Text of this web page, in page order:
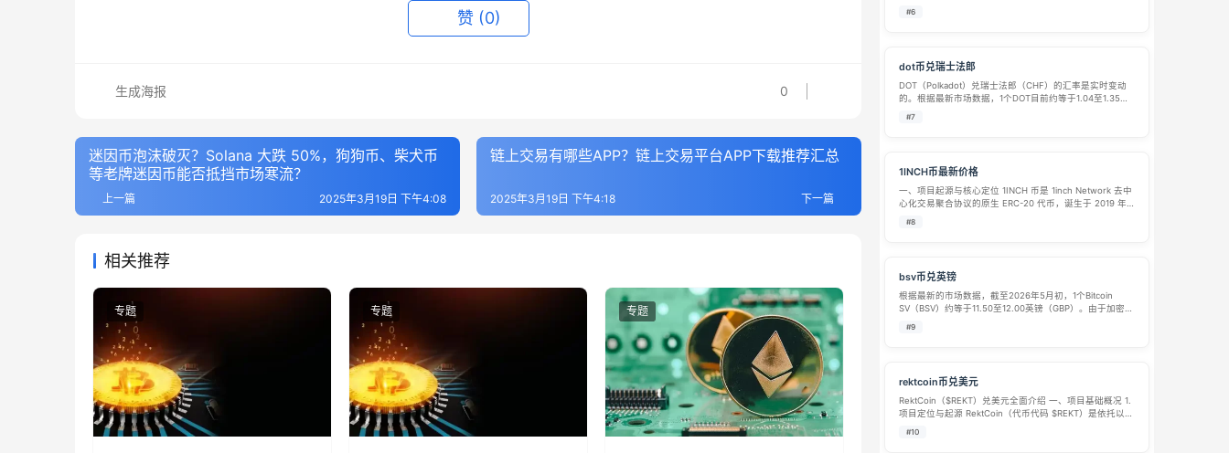
赞 (0)
0
生成海报
迷因币泡沫破灭？Solana 大跌 50%，狗狗币、柴犬币
等老牌迷因币能否抵挡市场寒流？
上一篇 2025年3月19日 下午4:08
链上交易有哪些APP？链上交易平台APP下载推荐汇总
下一篇
2025年3月19日 下午4:18
相关推荐
专题 专题 专题
中心化加密代币，为 SUN.io 去中心化交易平台原生通证。
#6
dot币兑瑞士法郎
DOT（Polkadot）兑瑞士法郎（CHF）的汇率是实时变动
的。根据最新市场数据，1个DOT目前约等于1.04至1.35瑞
士法郎，具体取决于不同的交易平台和成交时间。 下面整
#7
1INCH币最新价格
一、项目起源与核心定位​ 1INCH 币是 1inch Network 去中
心化交易聚合协议的原生 ERC-20 代币，诞生于 2019 年 5
月的 ETHGlobal 纽约黑客马拉松。由 Sergej Kunz 和
#8
bsv币兑英镑
根据最新的市场数据，截至2026年5月初，1个Bitcoin
SV（BSV）约等于11.50至12.00英镑（GBP）。由于加密货
币价格波动较大，具体的兑换比例在不同平台和实时行情
#9
rektcoin币兑美元
RektCoin（$REKT）兑美元全面介绍 一、项目基础概况 1.
项目定位与起源 RektCoin（代币代码 $REKT）是依托以太
坊 ERC-20 标准发行的IP 实体化 MEME 迷因代币，隶属
#10